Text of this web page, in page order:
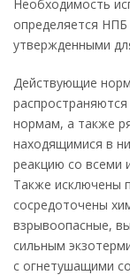
Необходимость
определяется
утвержденными
Действующие
нормам, а также
находящимися в
реакцию со всеми
Также исключены
сосредоточены
взрывоопасные,
сильным
с огнетушащими